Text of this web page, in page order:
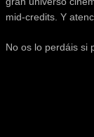
mid-credits. Y
No os lo perdáis si